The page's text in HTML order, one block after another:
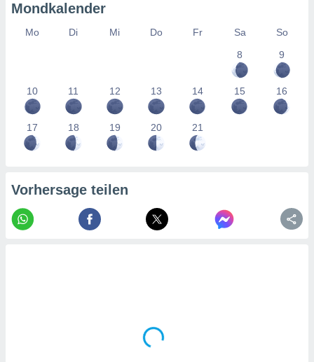
Mondkalender
Mo Di Mi Do Fr Sa
So
8
9
10 11 12 13 14 15 16
17 18 19 20 21
Vorhersage teilen